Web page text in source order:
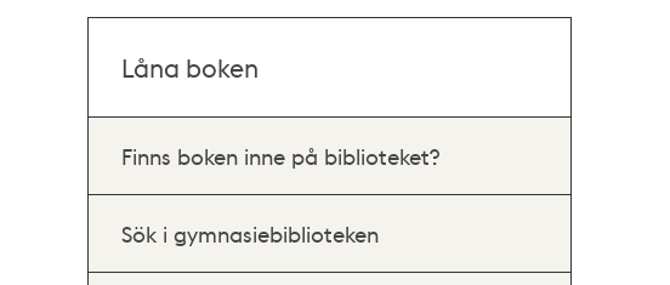
Låna boken
Finns boken inne på biblioteket?
Sök i gymnasiebiblioteken